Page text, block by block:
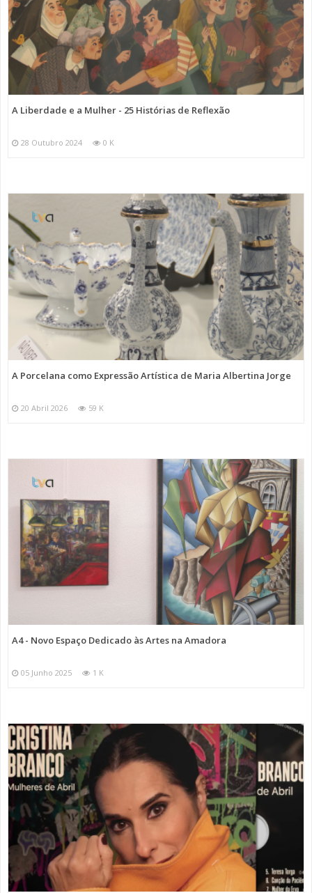
A Liberdade e a Mulher - 25 Histórias de Reflexão
28 Outubro 2024 0 K
A Porcelana como Expressão Artística de Maria Albertina Jorge
20 Abril 2026 59 K
A4 - Novo Espaço Dedicado às Artes na Amadora
05 Junho 2025 1 K